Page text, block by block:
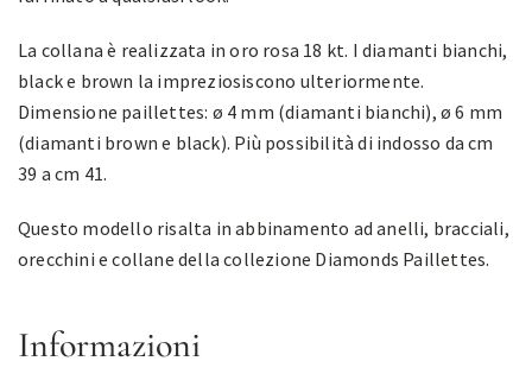
La collana è realizzata in oro rosa 18 kt. I diamanti bianchi,
black e brown la impreziosiscono ulteriormente.
Dimensione paillettes: ø 4 mm (diamanti bianchi), ø 6 mm
(diamanti brown e black). Più possibilità di indosso da cm
39 a cm 41.
Questo modello risalta in abbinamento ad anelli, bracciali,
orecchini e collane della collezione Diamonds Paillettes.
Informazioni